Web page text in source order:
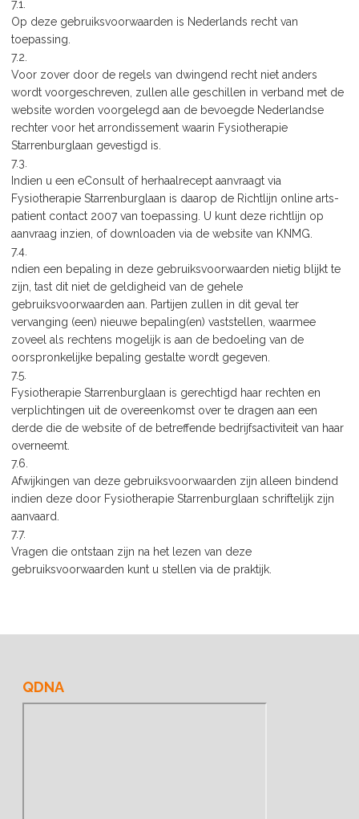
7.1.
Op deze gebruiksvoorwaarden is Nederlands recht van
toepassing.
7.2.
Voor zover door de regels van dwingend recht niet anders
wordt voorgeschreven, zullen alle geschillen in verband met de
website worden voorgelegd aan de bevoegde Nederlandse
rechter voor het arrondissement waarin Fysiotherapie
Starrenburglaan gevestigd is.
7.3.
Indien u een eConsult of herhaalrecept aanvraagt via
Fysiotherapie Starrenburglaan is daarop de Richtlijn online arts-
patient contact 2007 van toepassing. U kunt deze richtlijn op
aanvraag inzien, of downloaden via de website van KNMG.
7.4.
ndien een bepaling in deze gebruiksvoorwaarden nietig blijkt te
zijn, tast dit niet de geldigheid van de gehele
gebruiksvoorwaarden aan. Partijen zullen in dit geval ter
vervanging (een) nieuwe bepaling(en) vaststellen, waarmee
zoveel als rechtens mogelijk is aan de bedoeling van de
oorspronkelijke bepaling gestalte wordt gegeven.
7.5.
Fysiotherapie Starrenburglaan is gerechtigd haar rechten en
verplichtingen uit de overeenkomst over te dragen aan een
derde die de website of de betreffende bedrijfsactiviteit van haar
overneemt.
7.6.
Afwijkingen van deze gebruiksvoorwaarden zijn alleen bindend
indien deze door Fysiotherapie Starrenburglaan schriftelijk zijn
aanvaard.
7.7.
Vragen die ontstaan zijn na het lezen van deze
gebruiksvoorwaarden kunt u stellen via de praktijk.
QDNA